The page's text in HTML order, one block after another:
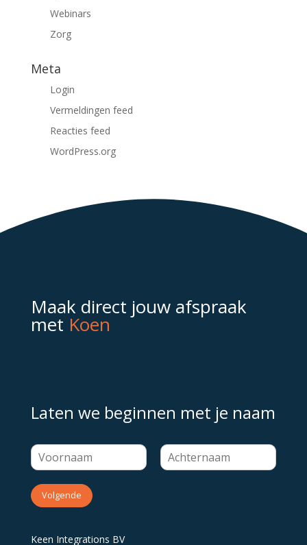
Webinars
Zorg
Meta
Login
Vermeldingen feed
Reacties feed
WordPress.org
Maak direct jouw afspraak
met Koen
Laten we beginnen met je naam
Volgende
Keen Integrations BV